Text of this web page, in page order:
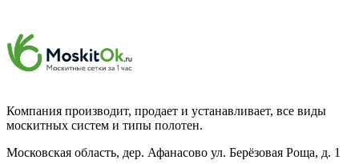
Компания производит, продает и устанавливает, все виды
москитных систем и типы полотен.
Московская область, дер. Афанасово ул. Берёзовая Роща, д. 1